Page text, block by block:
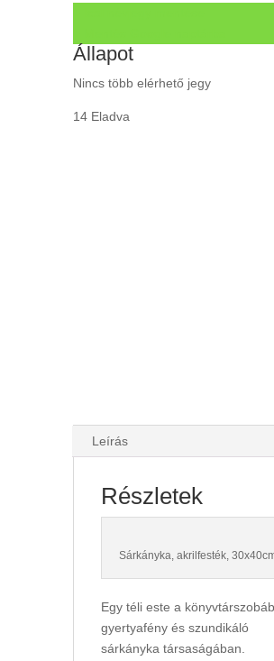
Állapot
Nincs több elérhető jegy
14 Eladva
Leírás
Részletek
Sárkányka, akrilfesték,
Egy téli este a
gyertyafény és szundikáló
sárkányka társaságában.